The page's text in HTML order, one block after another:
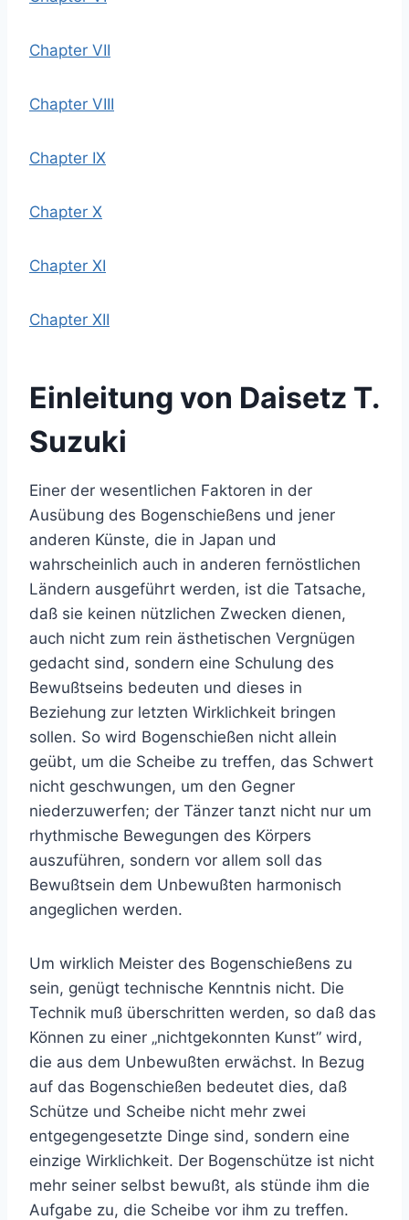
Chapter VII
Chapter VIII
Chapter IX
Chapter X
Chapter XI
Chapter XII
Einleitung von Daisetz T.
Suzuki
Einer der wesentlichen Faktoren in der
Ausübung des Bogenschießens und jener
anderen Künste, die in Japan und
wahrscheinlich auch in anderen fernöstlichen
Ländern ausgeführt werden, ist die Tatsache,
daß sie keinen nützlichen Zwecken dienen,
auch nicht zum rein ästhetischen Vergnügen
gedacht sind, sondern eine Schulung des
Bewußtseins bedeuten und dieses in
Beziehung zur letzten Wirklichkeit bringen
sollen. So wird Bogenschießen nicht allein
geübt, um die Scheibe zu treffen, das Schwert
nicht geschwungen, um den Gegner
niederzuwerfen; der Tänzer tanzt nicht nur um
rhythmische Bewegungen des Körpers
auszuführen, sondern vor allem soll das
Bewußtsein dem Unbewußten harmonisch
angeglichen werden.
Um wirklich Meister des Bogenschießens zu
sein, genügt technische Kenntnis nicht. Die
Technik muß überschritten werden, so daß das
Können zu einer „nichtgekonnten Kunst” wird,
die aus dem Unbewußten erwächst. In Bezug
auf das Bogenschießen bedeutet dies, daß
Schütze und Scheibe nicht mehr zwei
entgegengesetzte Dinge sind, sondern eine
einzige Wirklichkeit. Der Bogenschütze ist nicht
mehr seiner selbst bewußt, als stünde ihm die
Aufgabe zu, die Scheibe vor ihm zu treffen.